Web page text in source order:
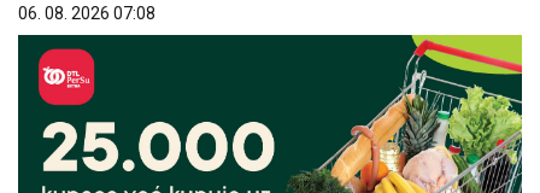
06. 08. 2026 07:08